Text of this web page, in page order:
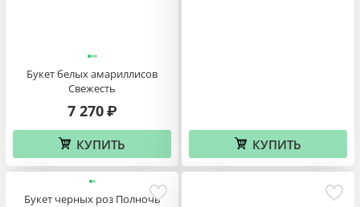
Букет белых амариллисов
Свежесть
7 270 ₽
КУПИТЬ КУПИТЬ
Букет черных роз Полночь